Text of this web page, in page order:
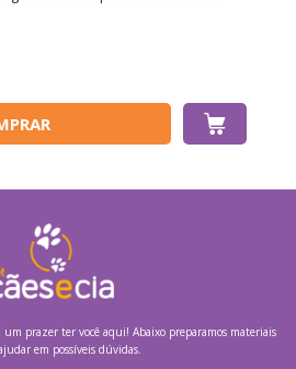
um prazer ter você aqui! Abaixo preparamos materiais
em possíveis dúvidas.